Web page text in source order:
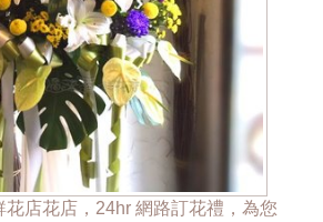
店花店，24hr 網路訂花禮，為您